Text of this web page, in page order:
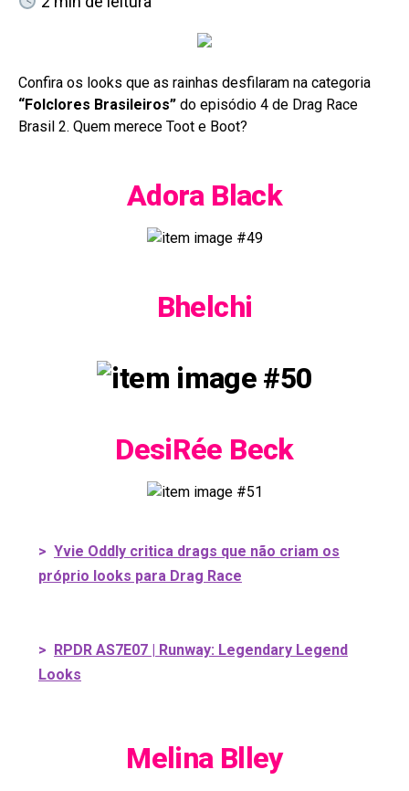
Confira os looks que as rainhas desfilaram na categoria
“Folclores Brasileiros” do episódio 4 de Drag Race
Brasil 2. Quem merece Toot e Boot?
Adora Black
Bhelchi
DesiRée Beck
> Yvie Oddly critica drags que não criam os
próprio looks para Drag Race
> RPDR AS7E07 | Runway: Legendary Legend
Looks
Melina Blley